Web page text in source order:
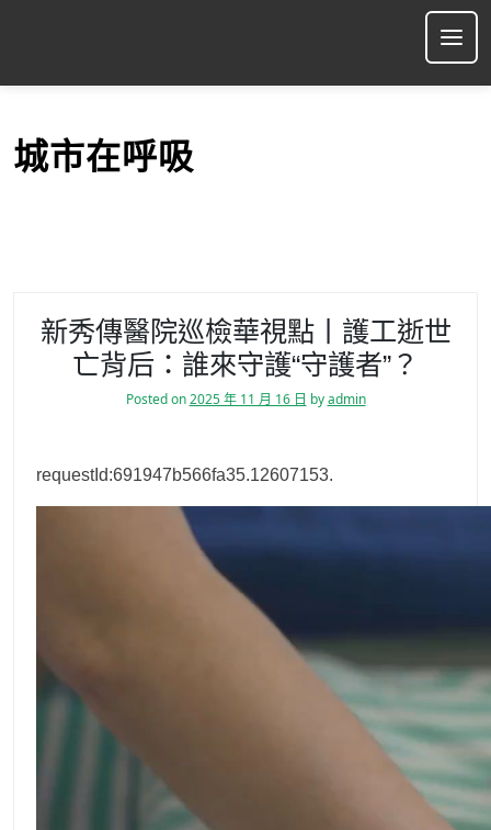
p
城市在呼吸
新秀傳醫院巡檢華視點丨護工逝世
亡背后：誰來守護“守護者”？
Posted on2025 年 11 月 16 日 byadmin
requestId:691947b566fa35.12607153.